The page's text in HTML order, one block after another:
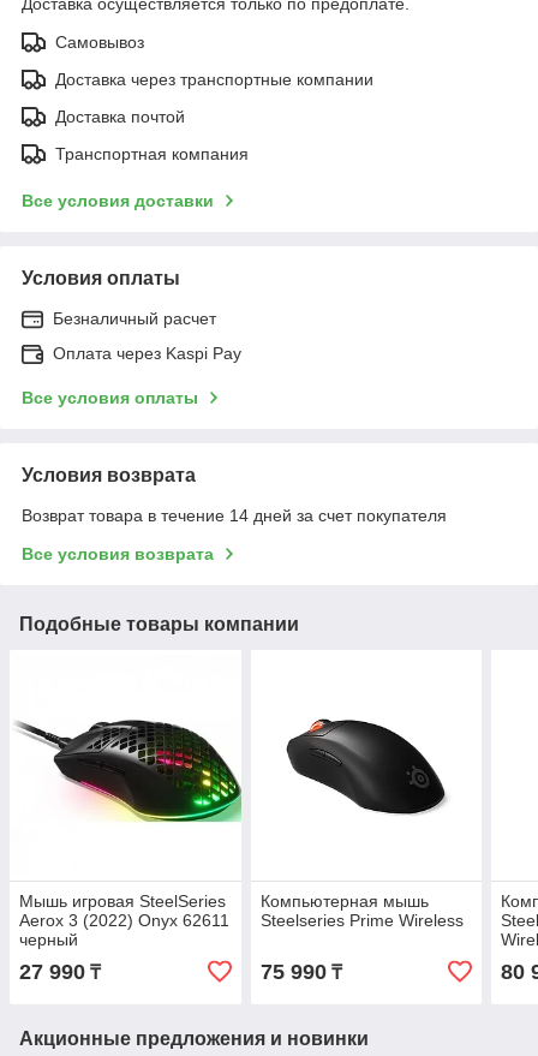
Самовывоз
Доставка через транспортные компании
Доставка почтой
Транспортная компания
Все условия доставки
Условия оплаты
Безналичный расчет
Оплата через Kaspi Pay
Все условия оплаты
Условия возврата
Возврат товара в течение 14 дней за счет покупателя
Все условия возврата
Подобные товары компании
Мышь игровая SteelSeries
Aerox 3 (2022) Onyx 62611
черный
27 990 ₸
Компьютерная мышь
Steelseries Prime Wireless
75 990₸ 80
Акционные предложения и новинки